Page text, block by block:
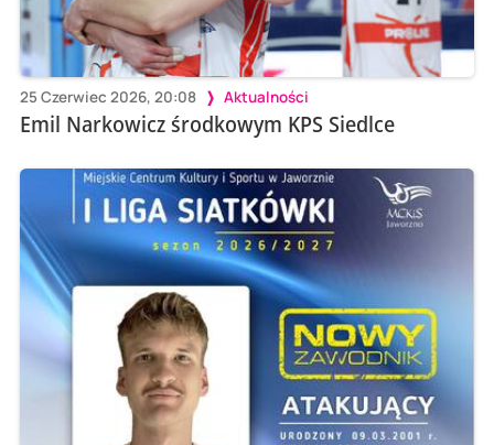
25 Czerwiec 2026, 20:08 Aktualności
Emil Narkowicz środkowym KPS Siedlce